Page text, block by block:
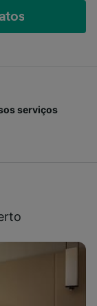
serviços